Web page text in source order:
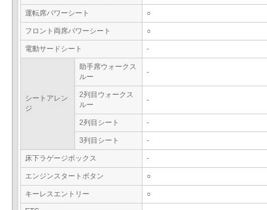
運転席パワーシート ○
フロント両席パワーシート ○
電動サードシート -
シートアレン
ジ
助手席ウォークス
ルー
-
2列目ウォークス
ルー
-
2列目シート -
3列目シート -
床下ラゲージボックス -
エンジンスタートボタン ○
キーレスエントリー ○